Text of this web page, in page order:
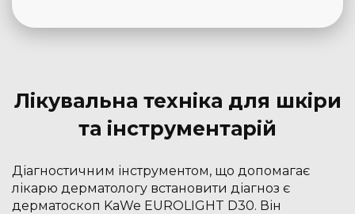
Лікувальна техніка для шкіри
та інструментарій
Діагностичним інструментом, що допомагає
лікарю дерматологу встановити діагноз є
дерматоскоп KaWe EUROLIGHT D30. Він